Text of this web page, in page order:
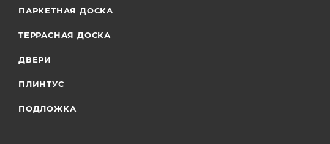
ПАРКЕТНАЯ ДОСКА
ТЕРРАСНАЯ ДОСКА
ДВЕРИ
ПЛИНТУС
ПОДЛОЖКА